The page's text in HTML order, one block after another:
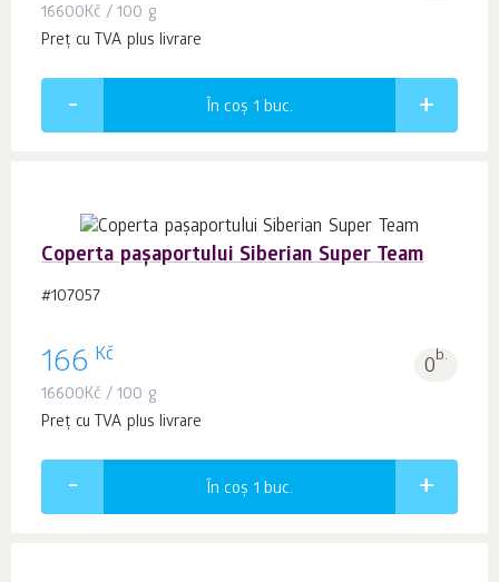
16600Kč / 100 g
Preț cu TVA plus livrare
În coș 1 buc.
Coperta pașaportului Siberian Super Team
#107057
166 Kč 0b.
16600Kč / 100 g
Preț cu TVA plus livrare
În coș 1 buc.